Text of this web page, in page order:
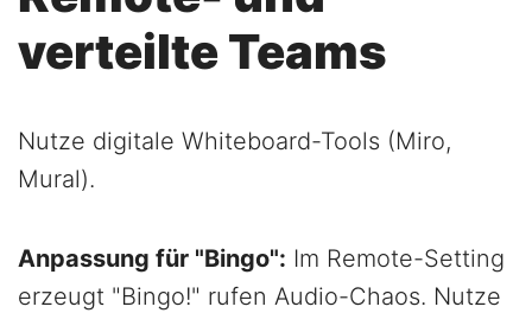
verteilte Teams
Nutze digitale Whiteboard-Tools (Miro,
Mural).
Anpassung für "Bingo": Im Remote-Setting
erzeugt "Bingo!" rufen Audio-Chaos. Nutze